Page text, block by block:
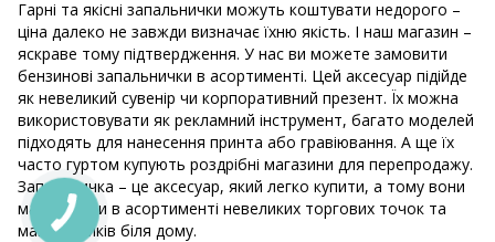
Гарні та якісні запальнички можуть коштувати недорого –
ціна далеко не завжди визначає їхню якість. І наш магазин –
яскраве тому підтвердження. У нас ви можете замовити
бензинові запальнички в асортименті. Цей аксесуар підійде
як невеликий сувенір чи корпоративний презент. Їх можна
використовувати як рекламний інструмент, багато моделей
підходять для нанесення принта або гравіювання. А ще їх
часто гуртом купують роздрібні магазини для перепродажу.
Запальничка – це аксесуар, який легко купити, а тому вони
мають бути в асортименті невеликих торгових точок та
магазинчиків біля дому.